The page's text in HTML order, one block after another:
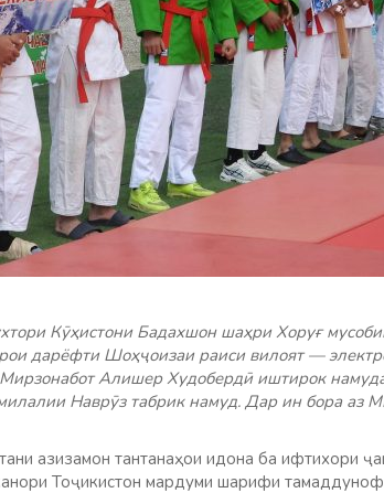
Кӯҳистони Бадахшон шаҳри Хоруғ
дарёфти Шоҳҷоизаи раиси вилоят —
Алишер Худобердӣ иштирок
Наврӯз табрик намуд. Дар ин бора
азизамон тантанаҳои идона ба ифтихори
Тоҷикистон мардуми шарифи